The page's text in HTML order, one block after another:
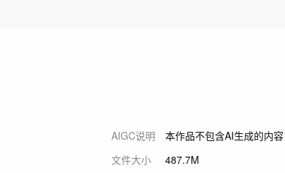
AIGC说明
本作品不包含AI生成的内容
文件大小
487.7M